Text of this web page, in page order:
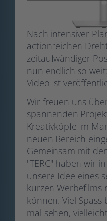
Nach intensiver
actionreichen
zeitaufwändiger
nun endlich so
Video ist
Wir freuen uns
spannenden
Kreativköpfe im
neuen Bereich
Gemeinsam mit
"TERC" haben wir
unsere Idee eines
kurzen Werbefilms
können. Viel Spass
mal sehen,